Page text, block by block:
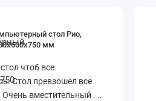
стол Рио,
мм
чтоб все
Стол превзошел все
вместительный . ..